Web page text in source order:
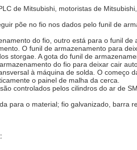
de Mitsubishi, motoristas de
põe no fio nos dados pelo funil de
do fio, outro está para o funil de
O funil de armazenamento para
storgae. A gota do funil de
do fio para deixar cair
à máquina de solda. O começo
o painel de malha da cerca.
controlados pelos cilindros do ar de
para o material; fio galvanizado, barra